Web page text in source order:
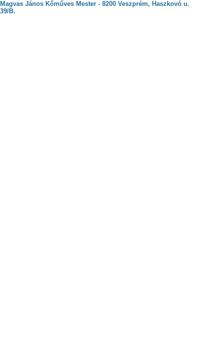
Magvas János Kőműves Mester - 8200 Veszprém, Haszkovó u.
39/B.